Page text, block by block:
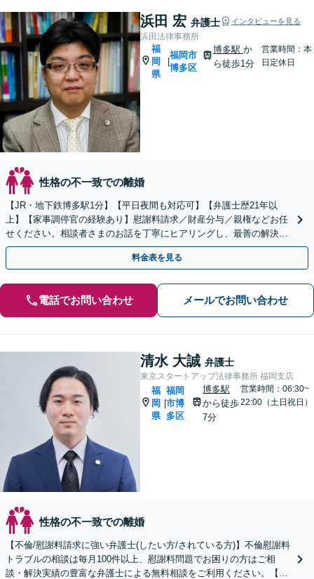
浜田 宏 弁護士 インタビューを見る
浜田法律事務所
福
岡
県
福岡市
博多区
博多駅 か
ら徒歩1分
営業時間：本
日定休日
性格の不一致での離婚
【JR・地下鉄博多駅1分】【平日夜間も対応可】【弁護士歴21年以
上】【家事調停官の経験あり】慰謝料請求／財産分与／親権などお任
せください。相談者さまのお話を丁寧にヒアリングし、最善の解決策
をご提案いたします
料金表を見る
電話でお問い合わせ メールでお問い合わせ
清水 大誠 弁護士
東京スタートアップ法律事務所 福岡支店
福
岡
県
福岡
市博
多区
博多駅
から徒歩
7分
営業時間：06:30~
22:00（土日祝日）
性格の不一致での離婚
【不倫/慰謝料請求に強い弁護士(したい方/されている方)】不倫慰謝料
トラブルの相談は毎月100件以上、慰謝料問題でお困りの方はご相
談・解決実績の豊富な弁護士による無料相談をご利用ください。【不